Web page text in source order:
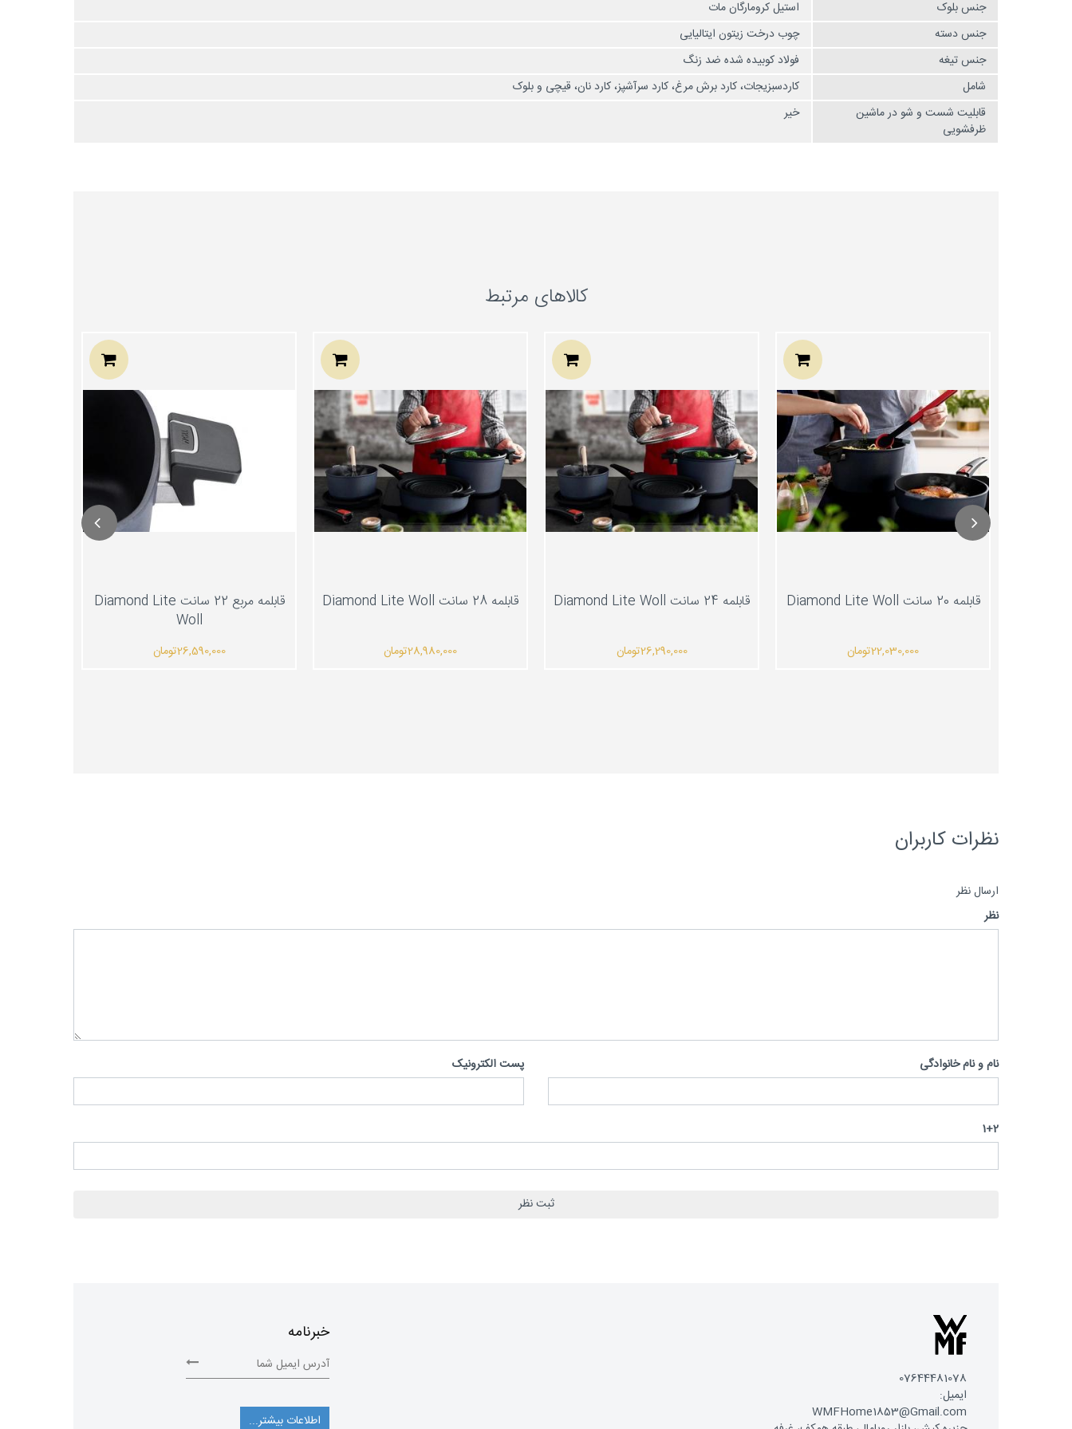
جنس بلوک
استیل کرومارگان مات
جنس دسته
چوب درخت زیتون ایتالیایی
جنس تیغه
فولاد کوبیده شده ضد زنگ
شامل
کاردسبزیجات، کارد برش مرغ، کارد سرآشپز، کارد نان، قیچی و بلوک
قابلیت شست و شو در ماشین
ظرفشویی
خیر
کالاهای مرتبط
قابلمه مربع 22 سانت Diamond Lite
Woll
26,590,000تومان
قابلمه 28 سانت Diamond Lite Woll
28,980,000تومان
قابلمه 24 سانت Diamond Lite Woll
26,290,000تومان
قابلمه 20 سانت Diamond Lite Woll
22,030,000تومان
نظرات کاربران
ارسال نظر
نظر
نام و نام خانوادگی پست الکترونیک
1+2
07644481078
ایمیل:
WMFHome1853@Gmail.com
خبرنامه
اطلاعات بیشتر...